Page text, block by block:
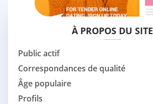
À PROPOS DU SITE
Public actif
Correspondances de qualité
Âge populaire
Profils